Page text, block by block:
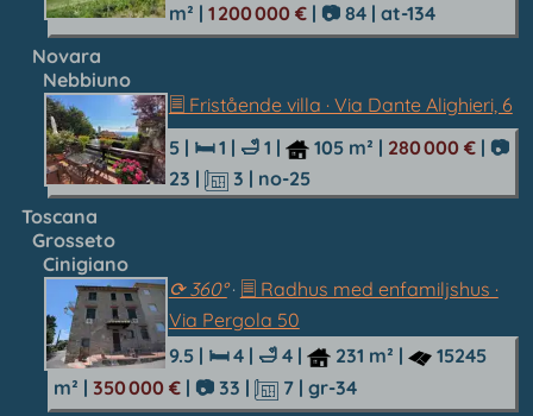
m² | 1 200 000 €| 📷 84| at-134
Novara
Nebbiuno
🗏 Fristående villa · Via Dante Alighieri, 6
5 | 🛏 1 | 🛁 1 | 105 m² | 280 000 €| 📷
23 | 3 | no-25
Toscana
Grosseto
Cinigiano
⟳ 360°· 🗏 Radhus med enfamiljshus ·
Via Pergola 50
9.5 | 🛏 4| 🛁 4| 231 m² |
15245
m² |350 000 € | 📷 33 | 7 | gr-34